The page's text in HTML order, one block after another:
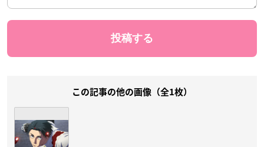
この記事の他の画像（全1枚）